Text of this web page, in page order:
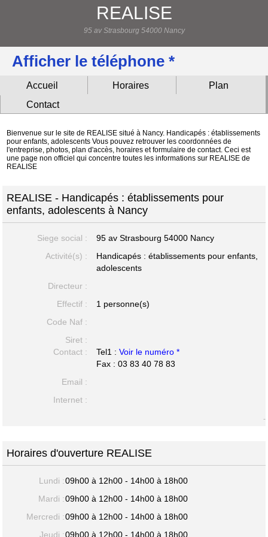
REALISE
95 av Strasbourg 54000 Nancy
Afficher le téléphone *
Accueil Horaires
Plan
Contact
Bienvenue sur le site de REALISE situé à Nancy. Handicapés : établissements
pour enfants, adolescents Vous pouvez retrouver les coordonnées de
l'entreprise, photos, plan d'accès, horaires et formulaire de contact. Ceci est
une page non officiel qui concentre toutes les informations sur REALISE de
REALISE
REALISE - Handicapés : établissements pour
enfants, adolescents à Nancy
Siege social : 95 av Strasbourg54000 Nancy
Activité(s) :
Handicapés : établissements pour enfants,
adolescents
Directeur :
Effectif :
1 personne(s)
Code Naf :
Siret :
Contact :
Tel1 :Voir le numéro *
Fax : 03 83 40 78 83
Email :
Internet :
-
Horaires d'ouverture REALISE
Lundi :09h00 à 12h00 - 14h00 à 18h00
Mardi :09h00 à 12h00 - 14h00 à 18h00
Mercredi :09h00 à 12h00 - 14h00 à 18h00
Jeudi :09h00 à 12h00 - 14h00 à 18h00